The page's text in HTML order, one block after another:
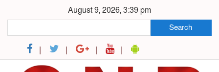
August 9, 2026, 3:39 pm
Search